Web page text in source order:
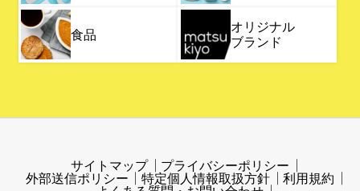
食品
オリジナル
ブランド
サイトマップ
プライバシーポリシー
外部送信ポリシー
特定個人情報取扱方針
利用規約